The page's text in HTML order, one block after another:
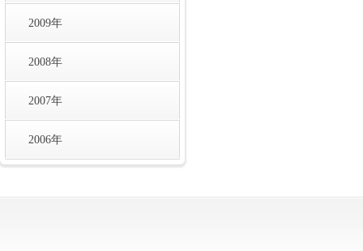
2009年
2008年
2007年
2006年